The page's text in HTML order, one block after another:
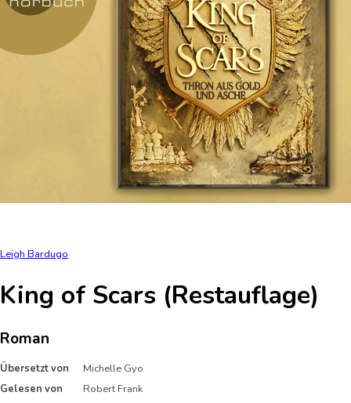
Leigh Bardugo
King of Scars (Restauflage)
Roman
Übersetzt von
Michelle Gyo
Gelesen von
Robert Frank